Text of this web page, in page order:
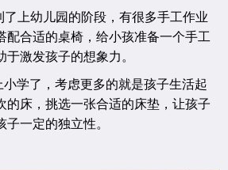
了上幼儿园的阶段，有很多手工作业
配合适的桌椅，给小孩准备一个手工
激发孩子的想象力。
小学了，考虑更多的就是孩子生活起
的床，挑选一张合适的床垫，让孩子
子一定的独立性。